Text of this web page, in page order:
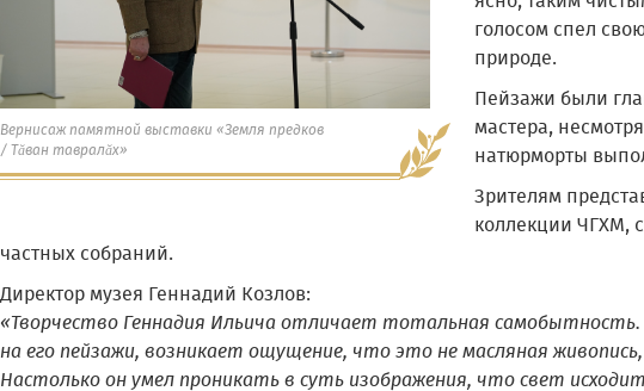
Вернисаж памятной выставки «Земля предков
/ Тăван тавралăх»
голосом спел
природе.
Пейзажи были
мастера,
натюрморты
Зрителям
коллекции ЧГХМ,
частных собраний.
Директор музея Геннадий Козлов:
«Творчество Геннадия Ильича отличает тотальная
на его пейзажи, возникает ощущение, что это не масляная
Настолько он умел проникать в суть изображения, что свет